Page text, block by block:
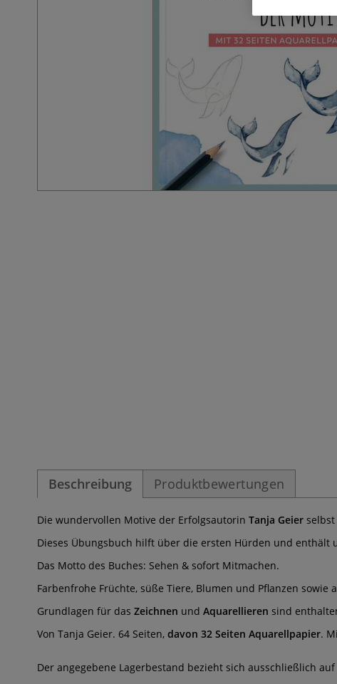
Beschreibung Produktbewertungen
Die wundervollen Motive der Erfolgsautorin Tanja Geier
Dieses Übungsbuch hilft über die ersten Hürden und
Das Motto des Buches: Sehen & sofort Mitmachen.
Farbenfrohe Früchte, süße Tiere, Blumen und Pflanzen
Grundlagen für das Zeichnen und Aquarellieren sind
Von Tanja Geier. 64 Seiten, davon 32 Seiten Aquarellpapier.
Der angegebene Lagerbestand bezieht sich ausschließlich